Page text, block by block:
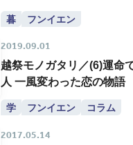
暮 フンイエン
2019.09.01
越祭モノガタリ／(6)運命
人 一風変わった恋の物語
学 フンイエン コラム
2017.05.14